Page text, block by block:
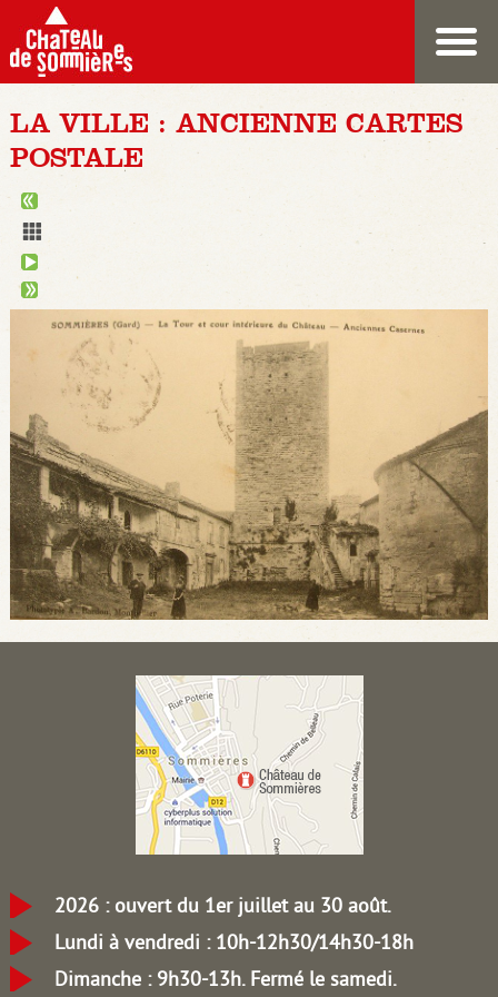
LA VILLE : ANCIENNE CARTES
POSTALE
2026 : ouvert du 1er juillet au 30 août.
Lundi à vendredi : 10h-12h30/14h30-18h
Dimanche : 9h30-13h. Fermé le samedi.